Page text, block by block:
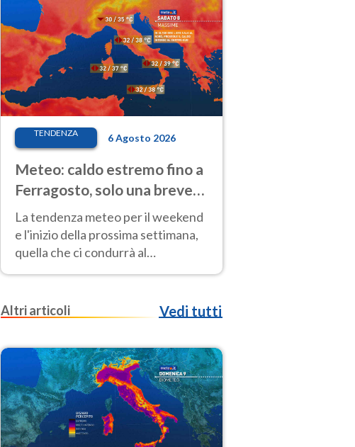
TENDENZA 6 Agosto 2026
Meteo: caldo estremo fino a
Ferragosto, solo una breve
pausa. Ecco dove
La tendenza meteo per il weekend
e l'inizio della prossima settimana,
quella che ci condurrà al
Ferragosto, vede ancora
Altri articoli
Vedi tutti